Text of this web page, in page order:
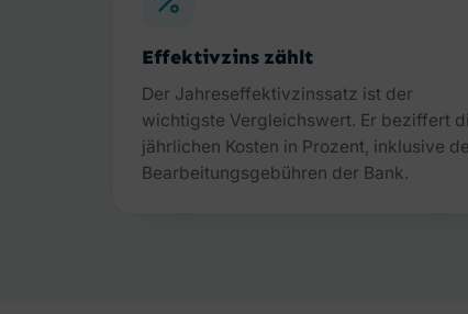
Effektivzins zählt
Der Jahreseffektivzinssatz ist der
wichtigste Vergleichswert. Er beziffert
jährlichen Kosten in Prozent, inklusive
Bearbeitungsgebühren der Bank.